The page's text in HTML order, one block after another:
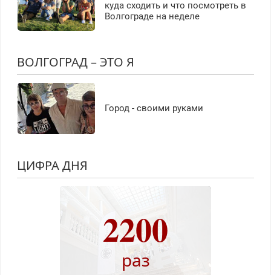
куда сходить и что посмотреть в
Волгограде на неделе
ВОЛГОГРАД – ЭТО Я
Город - своими руками
ЦИФРА ДНЯ
2200
раз